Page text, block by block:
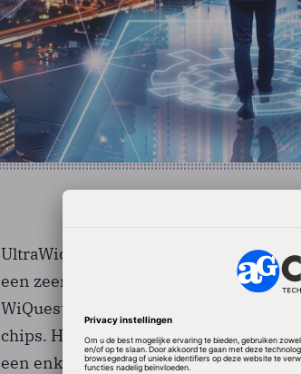
UltraWideBand spreidt het signaal
een zeer lage zendsterkte die
WiQuest was de marktleider in de
chips. Het bedrijf bleek echter niet in
een enkele chip te integreren, een